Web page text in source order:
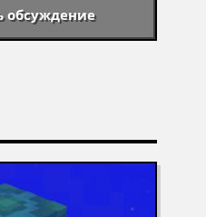
обсуждение